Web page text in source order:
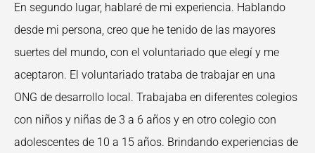
En segundo lugar, hablaré de mi experiencia. Hablando
desde mi persona, creo que he tenido de las mayores
suertes del mundo, con el voluntariado que elegí y me
aceptaron. El voluntariado trataba de trabajar en una
ONG de desarrollo local. Trabajaba en diferentes colegios
con niños y niñas de 3 a 6 años y en otro colegio con
adolescentes de 10 a 15 años. Brindando experiencias de